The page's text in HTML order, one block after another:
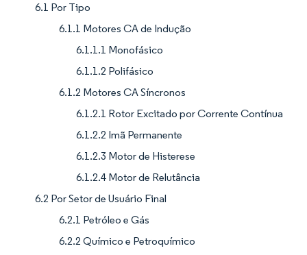
6.1 Por Tipo
6.1.1 Motores CA de Indução
6.1.1.1 Monofásico
6.1.1.2 Polifásico
6.1.2 Motores CA Síncronos
6.1.2.1 Rotor Excitado por Corrente Contínua
6.1.2.2 Imã Permanente
6.1.2.3 Motor de Histerese
6.1.2.4 Motor de Relutância
6.2 Por Setor de Usuário Final
6.2.1 Petróleo e Gás
6.2.2 Químico e Petroquímico